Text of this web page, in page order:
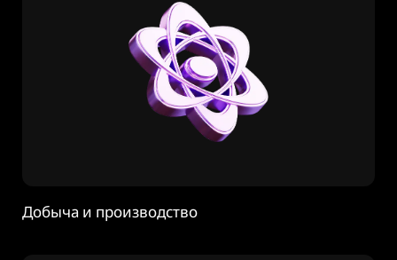
Добыча и производство